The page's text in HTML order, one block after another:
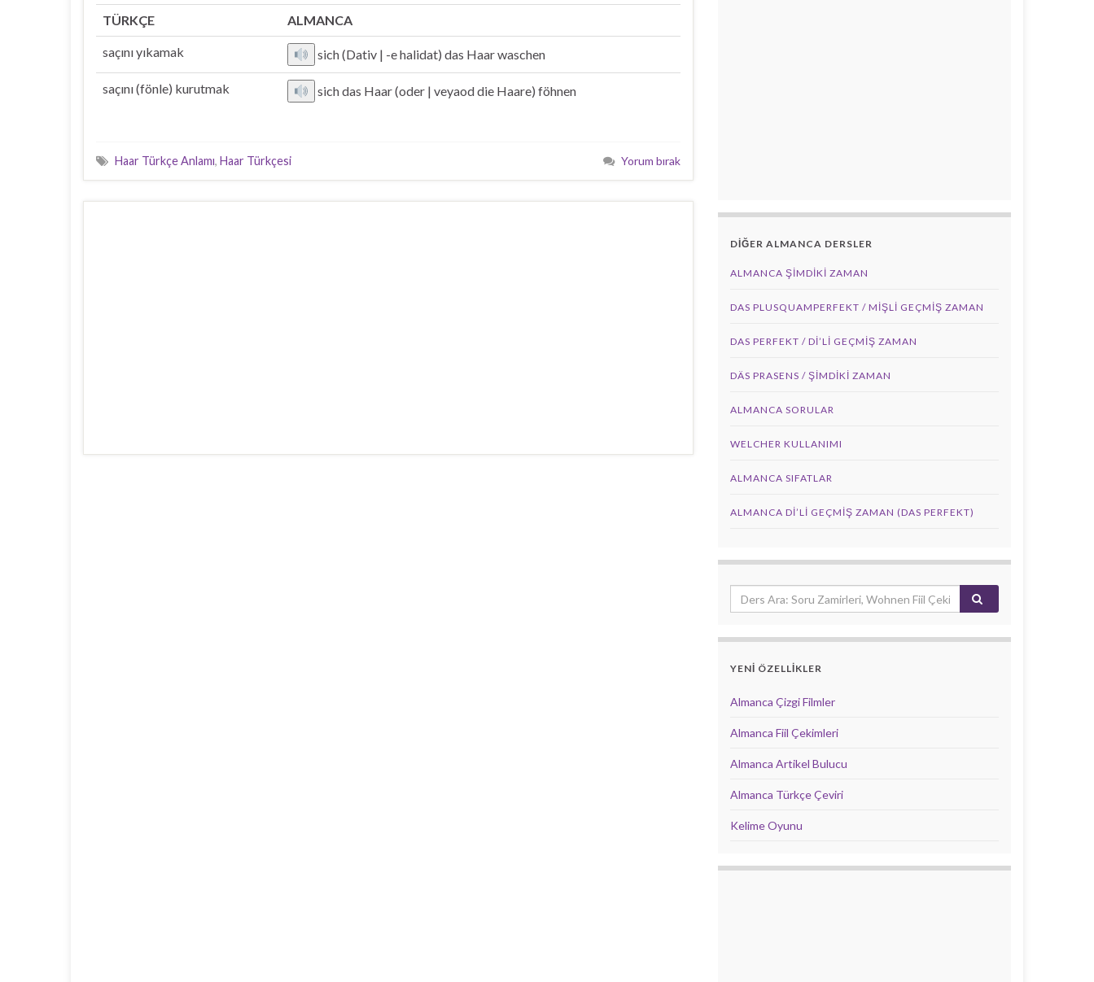
TÜRKÇE ALMANCA
saçını yıkamak sich (Dativ | -e halidat) das Haar waschen
saçını (fönle) kurutmak sich das Haar (oder | veyaod die Haare) föhnen
Haar Türkçe Anlamı, Haar Türkçesi Yorum bırak
DİĞER ALMANCA DERSLER
ALMANCA ŞIMDIKI ZAMAN
DAS PLUSQUAMPERFEKT / MİŞLİ GEÇMİŞ ZAMAN
DAS PERFEKT / Dİ’Lİ GEÇMİŞ ZAMAN
DÄS PRASENS / ŞİMDİKİ ZAMAN
ALMANCA SORULAR
WELCHER KULLANIMI
ALMANCA SIFATLAR
ALMANCA DI’LI GEÇMIŞ ZAMAN (DAS PERFEKT)
YENİ ÖZELLİKLER
Almanca Çizgi Filmler
Almanca Fiil Çekimleri
Almanca Artikel Bulucu
Almanca Türkçe Çeviri
Kelime Oyunu